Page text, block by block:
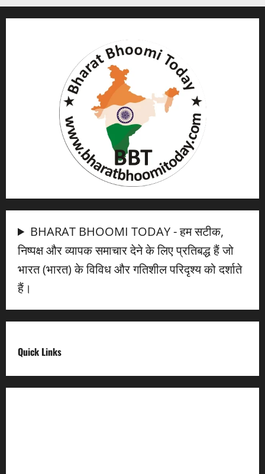
BHARAT BHOOMI TODAY - हम सटीक,
निष्पक्ष और व्यापक समाचार देने के लिए प्रतिबद्ध हैं जो
भारत (भारत) के विविध और गतिशील परिदृश्य को दर्शाते
हैं।
Quick Links